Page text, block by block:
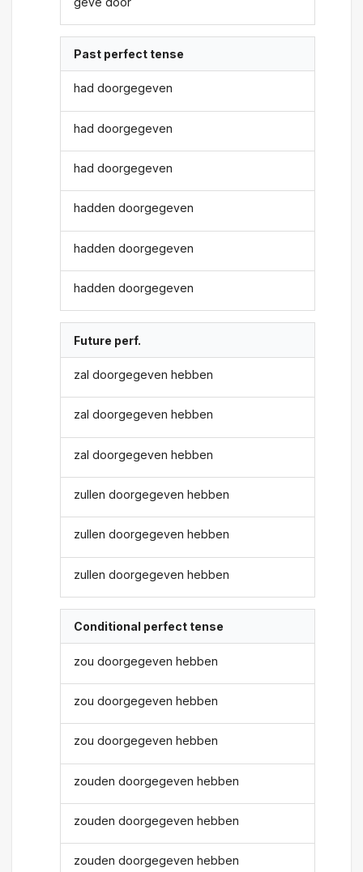
Past perfect tense
had doorgegeven
had doorgegeven
had doorgegeven
hadden doorgegeven
hadden doorgegeven
hadden doorgegeven
Future perf.
zal doorgegeven hebben
zal doorgegeven hebben
zal doorgegeven hebben
zullen doorgegeven hebben
zullen doorgegeven hebben
zullen doorgegeven hebben
Conditional perfect tense
zou doorgegeven hebben
zou doorgegeven hebben
zou doorgegeven hebben
zouden doorgegeven hebben
zouden doorgegeven hebben
zouden doorgegeven hebben